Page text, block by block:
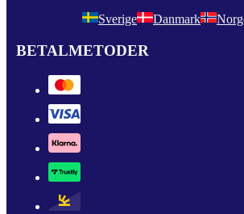
Sverige Danmark
BETALMETODER